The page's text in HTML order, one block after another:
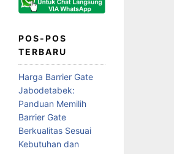
POS-POS
TERBARU
Harga Barrier Gate
Jabodetabek:
Panduan Memilih
Barrier Gate
Berkualitas Sesuai
Kebutuhan dan